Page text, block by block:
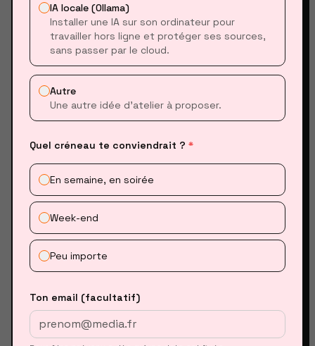
03 GITHUB
trouver, forker et utiliser des outils.
DÉMARRER
04 LES API
Connecter vos scripts aux services et
données externes.
IA locale (Ollama)
Installer une IA sur son ordinateur pour
travailler hors ligne et protéger ses sources,
sans passer par le cloud.
Autre
Une autre idée d’atelier à proposer.
Quel créneau te conviendrait ? *
En semaine, en soirée
Week-end
Peu importe
Ton email (facultatif)